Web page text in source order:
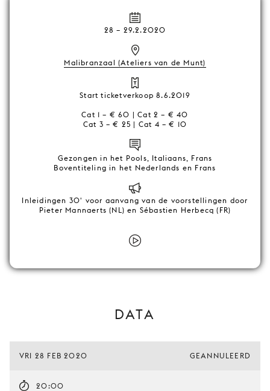
28 – 29.2.2020
Malibranzaal (Ateliers van de Munt)
Start ticketverkoop 8.6.2019
Cat 1 – € 60 | Cat 2 – € 40
Cat 3 – € 25 | Cat 4 – € 10
Gezongen in het Pools, Italiaans, Frans
Boventiteling in het Nederlands en Frans
Inleidingen 30' voor aanvang van de voorstellingen door
Pieter Mannaerts (NL) en Sébastien Herbecq (FR)
DATA
VRI 28 FEB 2020
20:00
GEANNULEERD